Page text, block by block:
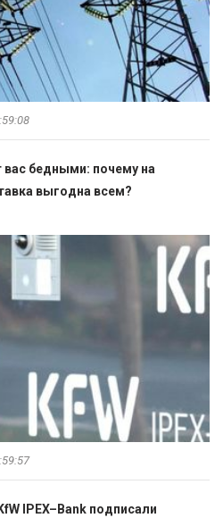
бедными: почему на
выгодна всем?
IPEX–Bank подписали